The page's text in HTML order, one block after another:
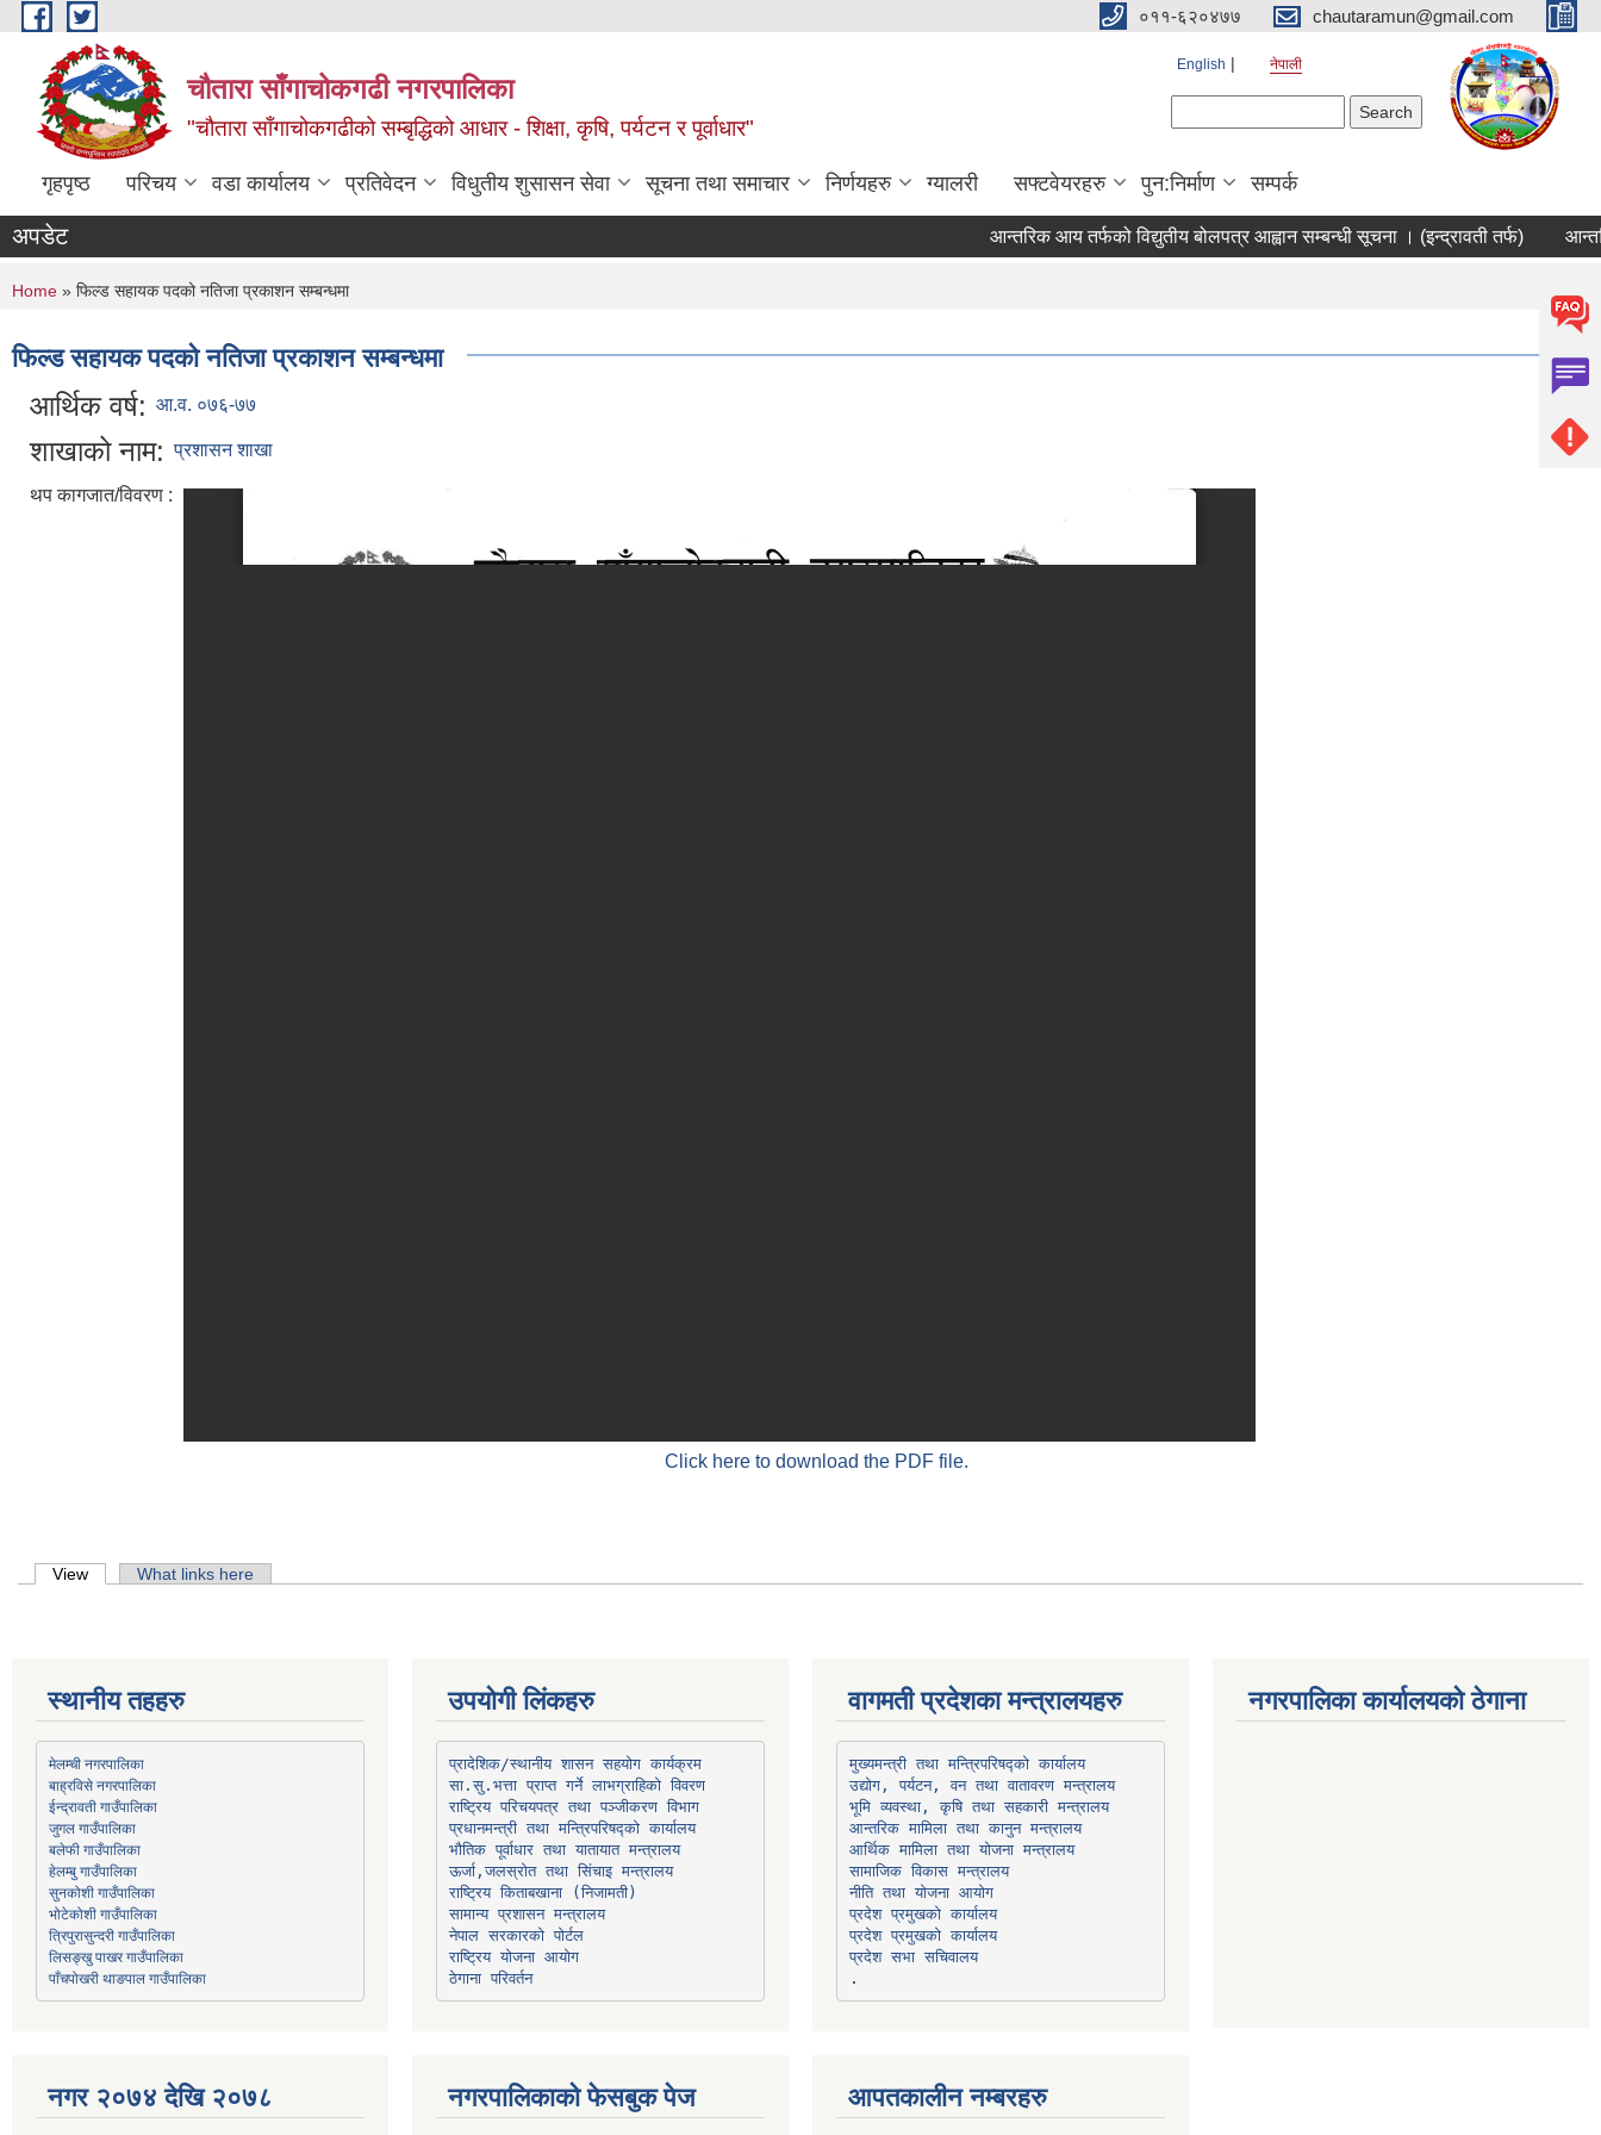
Skip to main content ०११-६२०४७७ chautaramun@gmail.com
चौतारा साँगाचोकगढी नगरपालिका
"चौतारा साँगाचोकगढीको सम्बृद्धिको आधार - शिक्षा, कृषि, पर्यटन र पूर्वाधार"
English नेपाली
गृहपृष्ठ परिचय वडा कार्यालय प्रतिवेदन विधुतीय शुसासन सेवा सूचना तथा समाचार निर्णयहरु ग्यालरी सफ्टवेयरहरु पुन:निर्माण सम्पर्क
अपडेट आन्तरिक आय तर्फको विद्युतीय बोलपत्र आह्वान सम्बन्धी सूचना । (इन्द्रावती तर्फ)
You are here
Home » फिल्ड सहायक पदको नतिजा प्रकाशन सम्बन्धमा
फिल्ड सहायक पदको नतिजा प्रकाशन सम्बन्धमा
आर्थिक वर्ष: आ.व. ०७६-७७
शाखाको नाम: प्रशासन शाखा
थप कागजात/विवरण :
Click here to download the PDF file.
Primary tabs
View (active tab)What links here
स्थानीय तहहरु
मेलम्ची नगरपालिका
बाह्रविसे नगरपालिका
ईन्द्रावती गाउँपालिका
जुगल गाउँपालिका
बलेफी गाउँपालिका
हेलम्बु गाउँपालिका
सुनकोशी गाउँपालिका
भोटेकोशी गाउँपालिका
त्रिपुरासुन्दरी गाउँपालिका
लिसङ्खु पाखर गाउँपालिका
पाँचपोखरी थाङपाल गाउँपालिका
नगर २०७४ देखि २०७८
उपयोगी लिंकहरु
प्रादेशिक/स्थानीय शासन सहयोग कार्यक्रम
सा.सु.भत्ता प्राप्त गर्ने लाभग्राहिको विवरण
राष्ट्रिय परिचयपत्र तथा पञ्‍जीकरण विभाग
प्रधानमन्त्री तथा मन्त्रिपरिषद्को कार्यालय
भौतिक पूर्वाधार तथा यातायात मन्त्रालय
ऊर्जा,जलस्रोत तथा सिंचाइ मन्त्रालय
सामान्य प्रशासन मन्त्रालय
नेपाल सरकारको पोर्टल
राष्ट्रिय योजना आयोग
ठेगाना परिवर्तन
नगरपालिकाको फेसबुक पेज
वागमती प्रदेशका मन्त्रालयहरु
मुख्यमन्त्री तथा मन्त्रिपरिषद्को कार्यालय
उद्योग, पर्यटन, वन तथा वातावरण मन्त्रालय
भूमि व्यवस्था, कृषि तथा सहकारी मन्त्रालय
आन्तरिक मामिला तथा कानुन मन्त्रालय
आर्थिक मामिला तथा योजना मन्त्रालय
सामाजिक विकास मन्त्रालय
नीति तथा योजना आयोग
प्रदेश प्रमुखको कार्यालय
प्रदेश प्रमुखको कार्यालय
प्रदेश सभा सचिवालय
आपतकालीन नम्बरहरु
नगरपालिका कार्यालयको ठेगाना